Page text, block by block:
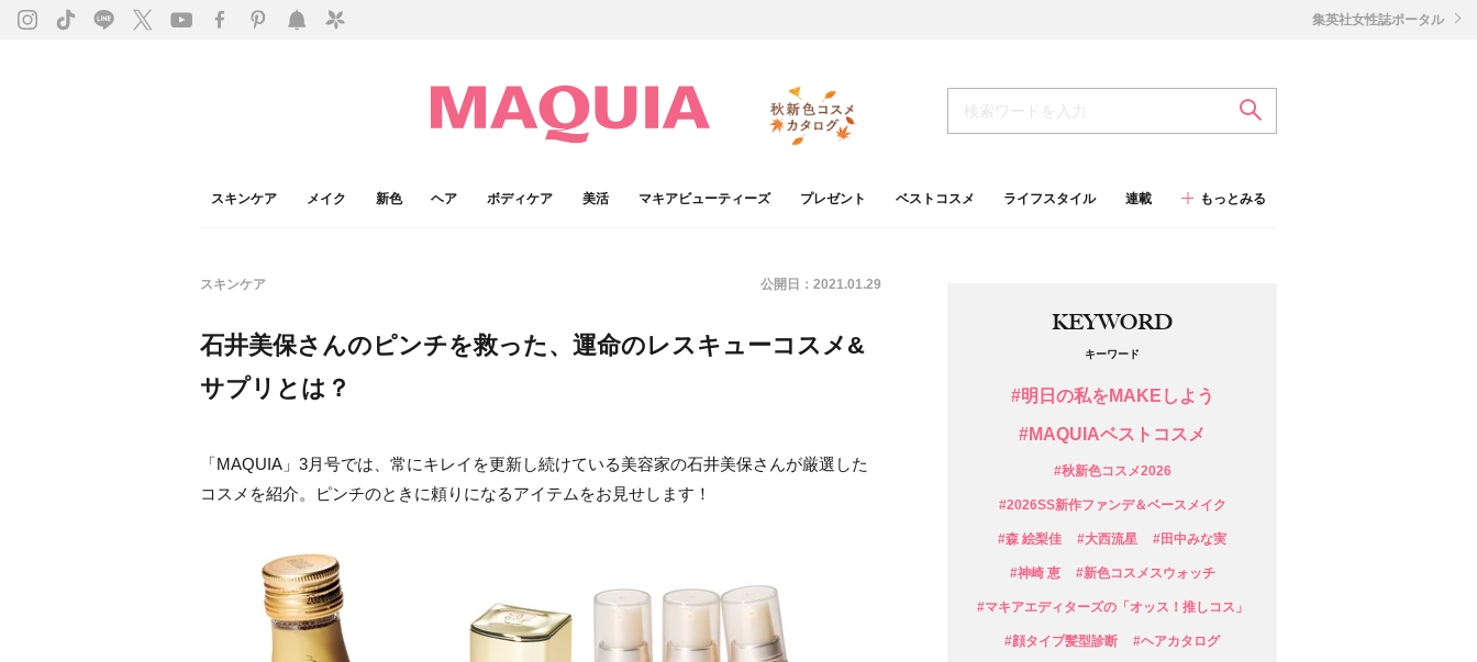
スキンケア メイク 新色 ヘア ボディケア 美活 マキアビューティーズ プレゼント ベストコスメ ライフスタイル 連載 もっとみる
集英社女性誌ポータル
スキンケア 公開日： 2021.01.29
石井美保さんのピンチを救った、運命のレスキューコスメ&
サプリとは？
「MAQUIA」3月号では、常にキレイを更新し続けている美容家の石井美保さんが厳選した
コスメを紹介。ピンチのときに頼りになるアイテムをお見せします！
KEYWORD
キーワード
#明日の私をMAKEしよう
#MAQUIAベストコスメ
#秋新色コスメ2026
#2026SS新作ファンデ＆ベースメイク
#森 絵梨佳 #大西流星 #田中みな実
#神崎 恵 #新色コスメスウォッチ
#マキアエディターズの「オッス！推しコス」
#顔タイプ髪型診断 #ヘアカタログ